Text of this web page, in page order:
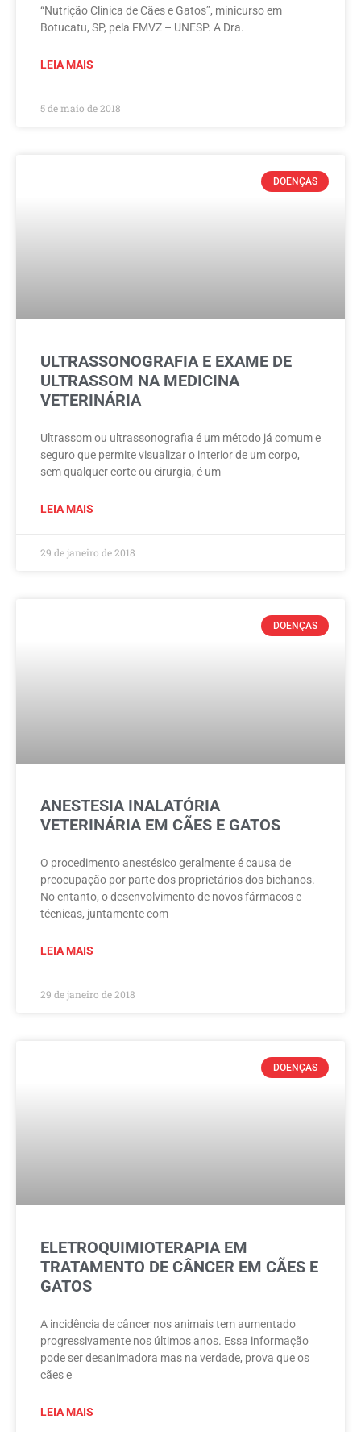
“Nutrição Clínica de Cães e Gatos”, minicurso em
Botucatu, SP, pela FMVZ – UNESP. A Dra.
LEIA MAIS
5 de maio de 2018
DOENÇAS
ULTRASSONOGRAFIA E EXAME DE
ULTRASSOM NA MEDICINA
VETERINÁRIA
Ultrassom ou ultrassonografia é um método já comum e
seguro que permite visualizar o interior de um corpo,
sem qualquer corte ou cirurgia, é um
LEIA MAIS
29 de janeiro de 2018
DOENÇAS
ANESTESIA INALATÓRIA
VETERINÁRIA EM CÃES E GATOS
O procedimento anestésico geralmente é causa de
preocupação por parte dos proprietários dos bichanos.
No entanto, o desenvolvimento de novos fármacos e
técnicas, juntamente com
LEIA MAIS
29 de janeiro de 2018
DOENÇAS
ELETROQUIMIOTERAPIA EM
TRATAMENTO DE CÂNCER EM CÃES E
GATOS
A incidência de câncer nos animais tem aumentado
progressivamente nos últimos anos. Essa informação
pode ser desanimadora mas na verdade, prova que os
cães e
LEIA MAIS